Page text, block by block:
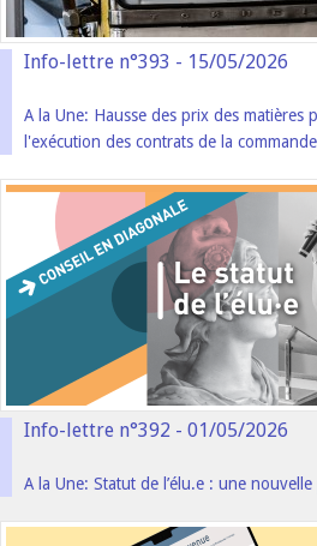
Info-lettre n°393 - 15/05/2026
A la Une: Hausse des prix des matières
l'exécution des contrats de la
Info-lettre n°392 - 01/05/2026
A la Une: Statut de l’élu.e : une